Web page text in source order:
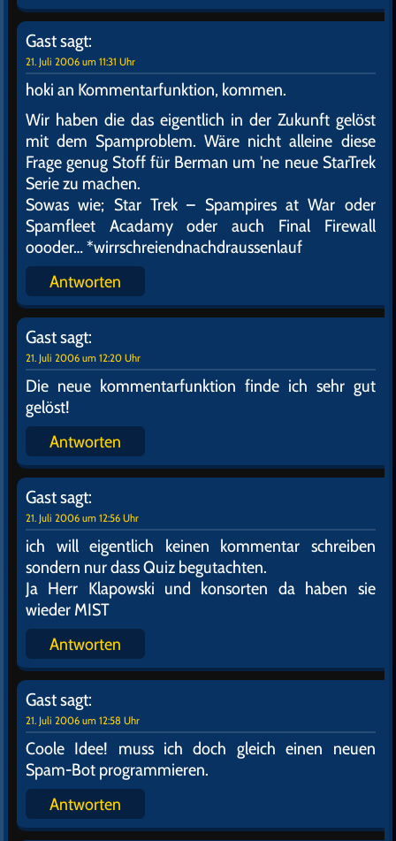
Gastsagt:
21. Juli 2006 um 11:31 Uhr
hoki an Kommentarfunktion, kommen.
Wir haben die das eigentlich in der Zukunft gelöst
mit dem Spamproblem. Wäre nicht alleine diese
Frage genug Stoff für Berman um 'ne neue StarTrek
Serie zu machen.
Sowas wie; Star Trek – Spampires at War oder
Spamfleet Acadamy oder auch Final Firewall
oooder… *wirrschreiendnachdraussenlauf
Antworten
Gastsagt:
21. Juli 2006 um 12:20 Uhr
Die neue kommentarfunktion finde ich sehr gut
gelöst!
Antworten
Gastsagt:
21. Juli 2006 um 12:56 Uhr
ich will eigentlich keinen kommentar schreiben
sondern nur dass Quiz begutachten.
Ja Herr Klapowski und konsorten da haben sie
wieder MIST
Antworten
Gastsagt:
21. Juli 2006 um 12:58 Uhr
Coole Idee! muss ich doch gleich einen neuen
Spam-Bot programmieren.
Antworten